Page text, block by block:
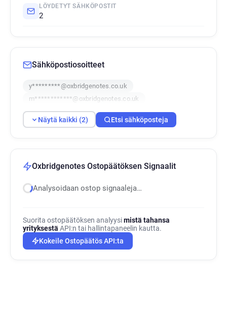
LÖYDETYT SÄHKÖPOSTIT
2
Sähköpostiosoitteet
y*********@oxbridgenotes.co.uk
m************@oxbridgenotes.co.uk
Näytä kaikki (2) Etsi sähköposteja
Oxbridgenotes Ostopäätöksen Signaalit
Analysoidaan ostop signaaleja…
Suorita ostopäätöksen analyysimistä tahansa
yrityksestä API:n tai hallintapaneelin kautta.
Kokeile Ostopäätös API:ta